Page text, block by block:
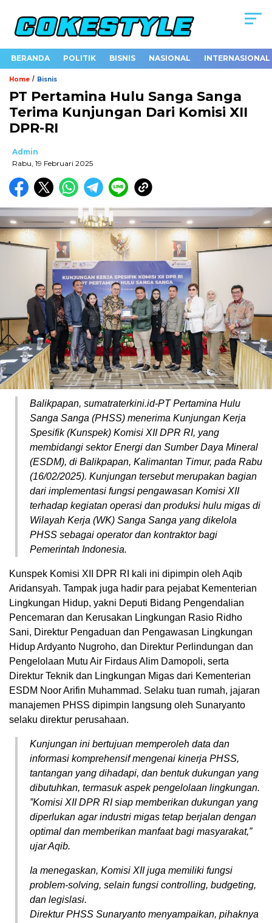
BERANDA POLITIK BISNIS NASIONAL INTERNASIONAL
Home / Bisnis
PT Pertamina Hulu Sanga Sanga
Terima Kunjungan Dari Komisi XII
DPR-RI
Admin
Rabu, 19 Februari 2025
Balikpapan, sumatraterkini.id-PT Pertamina Hulu
Sanga Sanga (PHSS) menerima Kunjungan Kerja
Spesifik (Kunspek) Komisi XII DPR RI, yang
membidangi sektor Energi dan Sumber Daya Mineral
(ESDM), di Balikpapan, Kalimantan Timur, pada Rabu
(16/02/2025). Kunjungan tersebut merupakan bagian
dari implementasi fungsi pengawasan Komisi XII
terhadap kegiatan operasi dan produksi hulu migas di
Wilayah Kerja (WK) Sanga Sanga yang dikelola
PHSS sebagai operator dan kontraktor bagi
Pemerintah Indonesia.
Kunspek Komisi XII DPR RI kali ini dipimpin oleh Aqib
Aridansyah. Tampak juga hadir para pejabat Kementerian
Lingkungan Hidup, yakni Deputi Bidang Pengendalian
Pencemaran dan Kerusakan Lingkungan Rasio Ridho
Sani, Direktur Pengaduan dan Pengawasan Lingkungan
Hidup Ardyanto Nugroho, dan Direktur Perlindungan dan
Pengelolaan Mutu Air Firdaus Alim Damopoli, serta
Direktur Teknik dan Lingkungan Migas dari Kementerian
ESDM Noor Arifin Muhammad. Selaku tuan rumah, jajaran
manajemen PHSS dipimpin langsung oleh Sunaryanto
selaku direktur perusahaan.
Kunjungan ini bertujuan memperoleh data dan
informasi komprehensif mengenai kinerja PHSS,
tantangan yang dihadapi, dan bentuk dukungan yang
dibutuhkan, termasuk aspek pengelolaan lingkungan.
”Komisi XII DPR RI siap memberikan dukungan yang
diperlukan agar industri migas tetap berjalan dengan
optimal dan memberikan manfaat bagi masyarakat,”
ujar Aqib.
Ia menegaskan, Komisi XII juga memiliki fungsi
problem-solving, selain fungsi controlling, budgeting,
dan legislasi.
Direktur PHSS Sunaryanto menyampaikan, pihaknya